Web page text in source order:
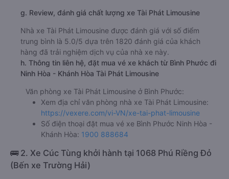
g. Review, đánh giá chất lượng xe Tài Phát Limousine
Nhà xe Tài Phát Limousine được đánh giá với số điểm
trung bình là 5.0/5 dựa trên 1820 đánh giá của khách
hàng đã trải nghiệm dịch vụ của nhà xe này.
h. Thông tin liên hệ, đặt mua vé xe khách từ Bình Phước đi
Ninh Hòa - Khánh Hòa Tài Phát Limousine
Văn phòng xe Tài Phát Limousine ở Bình Phước:
Xem địa chỉ văn phòng nhà xe Tài Phát Limousine:
https://vexere.com/vi-VN/xe-tai-phat-limousine
Số điện thoại đặt mua vé xe Bình Phước Ninh Hòa -
Khánh Hòa: 1900 888684
🚌 2. Xe Cúc Tùng khởi hành tại 1068 Phú Riềng Đỏ
(Bến xe Trường Hải)